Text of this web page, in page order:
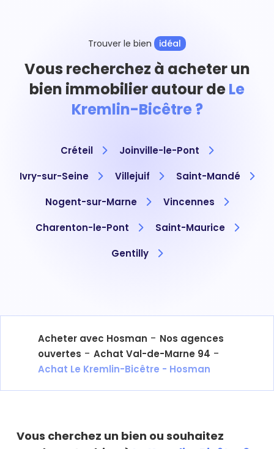
Trouver le bien idéal
Vous recherchez à acheter un
bien immobilier autour deLe
Kremlin-Bicêtre ?
Créteil
Joinville-le-Pont
Ivry-sur-Seine
Villejuif
Saint-Mandé
Nogent-sur-Marne
Vincennes
Charenton-le-Pont
Saint-Maurice
Gentilly
Acheter avec Hosman - Nos agences
ouvertes - Achat Val-de-Marne 94 -
Achat Le Kremlin-Bicêtre - Hosman
Vous cherchez un bien ou souhaitez